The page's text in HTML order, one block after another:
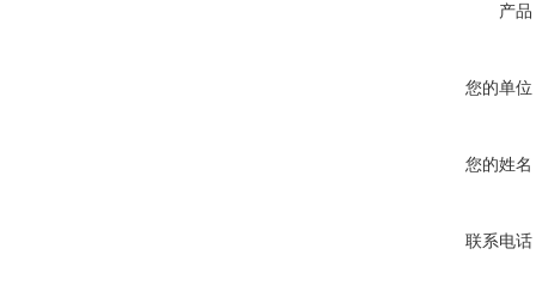
产品
您的单位
您的姓名
联系电话